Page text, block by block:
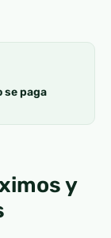
se paga
y